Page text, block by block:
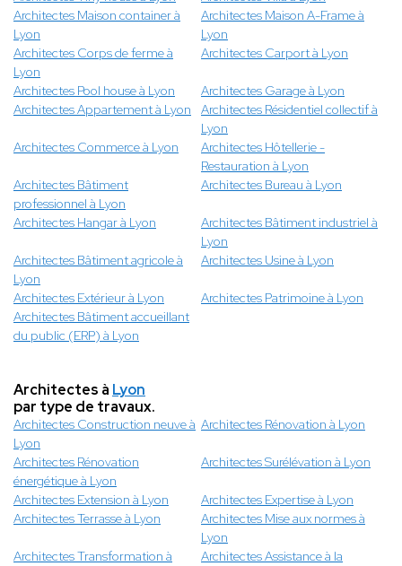
Architectes Maison container à
Lyon
Architectes Maison A-Frame à
Lyon
Architectes Corps de ferme à
Lyon
Architectes Carport à Lyon
Architectes Pool house à Lyon
Architectes Garage à Lyon
Architectes Appartement à Lyon
Architectes Résidentiel collectif à
Lyon
Architectes Commerce à Lyon
Architectes Hôtellerie -
Restauration à Lyon
Architectes Bâtiment
professionnel à Lyon
Architectes Bureau à Lyon
Architectes Hangar à Lyon
Architectes Bâtiment industriel à
Lyon
Architectes Bâtiment agricole à
Lyon
Architectes Usine à Lyon
Architectes Extérieur à Lyon
Architectes Patrimoine à Lyon
Architectes Bâtiment accueillant
du public (ERP) à Lyon
Architectes à Lyon
par type de travaux.
Architectes Construction neuve à
Lyon
Architectes Rénovation à Lyon
Architectes Rénovation
énergétique à Lyon
Architectes Surélévation à Lyon
Architectes Extension à Lyon
Architectes Expertise à Lyon
Architectes Terrasse à Lyon
Architectes Mise aux normes à
Lyon
Architectes Transformation à
Architectes Assistance à la